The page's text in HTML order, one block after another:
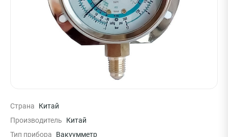
Страна
Китай
Производитель
Китай
Тип прибора
Вакуумметр